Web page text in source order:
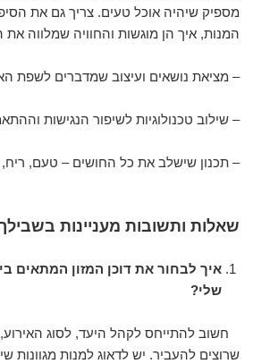
מספיק שיהיה אוכל טעים. צריך גם את
המנות, איך הן מוגשות והחוויה שמלווה
– מציאת נושאים ועיצוב שמדברים לשפת
– שילוב טכנולוגיות לשיפור הנגישות
– תכנון שישלב את כל החושים – טעם,
שאלות ותשובות מעניינות
איך לבחור את דוכן המזון המתאים
שלי?
חשוב להתייחס לקהל היעד, לסוג
שרוצים להעביר. יש לדאוג למנות מגוונות